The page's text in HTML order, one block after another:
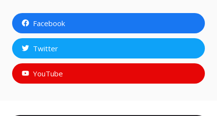
Facebook
Twitter
YouTube